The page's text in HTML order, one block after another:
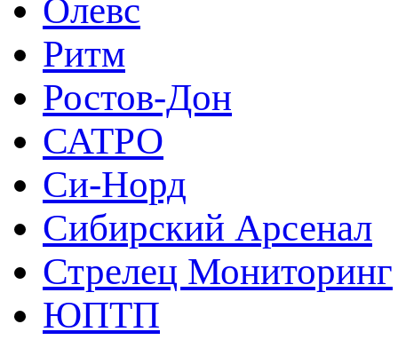
Олевс
Ритм
Ростов-Дон
САТРО
Си-Норд
Сибирский Арсенал
Стрелец Мониторинг
ЮПТП